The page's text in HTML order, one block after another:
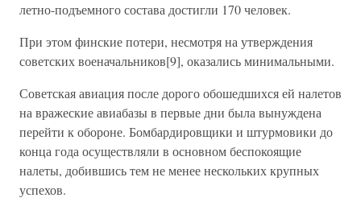
летно-подъемного состава достигли 170 человек.
При этом финские потери, несмотря на утверждения
советских военачальников[9], оказались минимальными.
Советская авиация после дорого обошедшихся ей налетов
на вражеские авиабазы в первые дни была вынуждена
перейти к обороне. Бомбардировщики и штурмовики до
конца года осуществляли в основном беспокоящие
налеты, добившись тем не менее нескольких крупных
успехов.